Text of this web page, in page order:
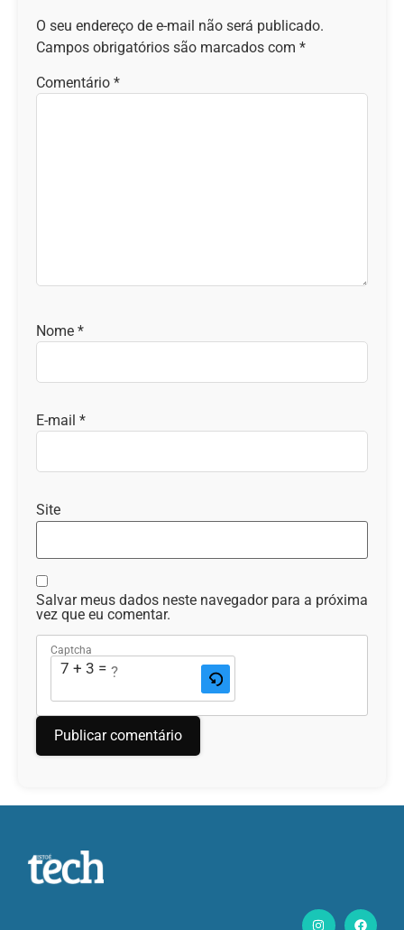
O seu endereço de e-mail não será publicado.
Campos obrigatórios são marcados com *
Comentário *
Nome *
E-mail *
Site
Salvar meus dados neste navegador para a próxima
vez que eu comentar.
Captcha
7 + 3 = ?